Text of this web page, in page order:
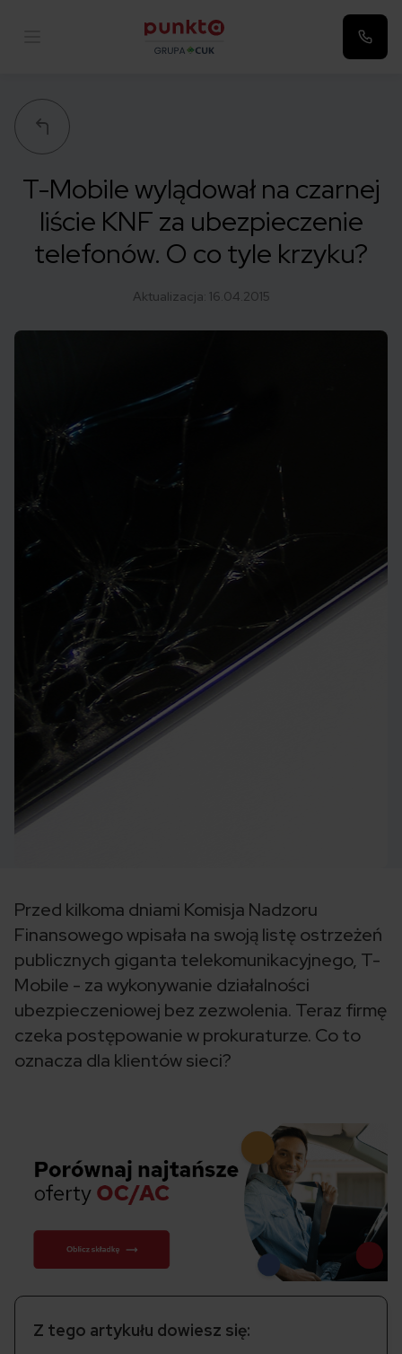
T-Mobile wylądował na czarnej
liście KNF za ubezpieczenie
telefonów. O co tyle krzyku?
Aktualizacja: 16.04.2015
Przed kilkoma dniami Komisja Nadzoru
Finansowego wpisała na swoją listę ostrzeżeń
publicznych giganta telekomunikacyjnego, T-
Mobile - za wykonywanie działalności
ubezpieczeniowej bez zezwolenia. Teraz firmę
czeka postępowanie w prokuraturze. Co to
oznacza dla klientów sieci?
Z tego artykułu dowiesz się: